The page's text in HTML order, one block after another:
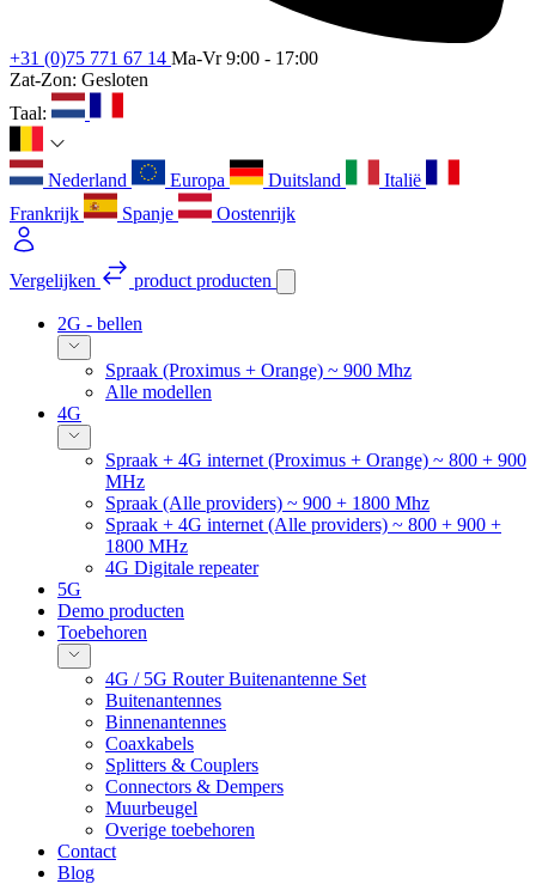
+31 (0)75 771 67 14 Ma-Vr 9:00 - 17:00
Zat-Zon: Gesloten
Taal:
Nederland Europa Duitsland
Italië
Frankrijk
Spanje Oostenrijk
Vergelijken product producten
2G - bellen
Spraak (Proximus + Orange) ~ 900 Mhz
Alle modellen
4G
Spraak + 4G internet (Proximus + Orange) ~ 800 + 900
MHz
Spraak (Alle providers) ~ 900 + 1800 Mhz
Spraak + 4G internet (Alle providers) ~ 800 + 900 +
1800 MHz
4G Digitale repeater
5G
Demo producten
Toebehoren
4G / 5G Router Buitenantenne Set
Buitenantennes
Binnenantennes
Coaxkabels
Splitters & Couplers
Connectors & Dempers
Muurbeugel
Overige toebehoren
Contact
Blog